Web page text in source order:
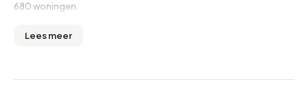
680 woningen.
Lees meer